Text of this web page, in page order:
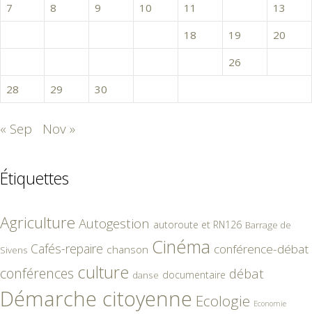
7
8 9 10 11
13
18 19
20
26
28
29 30
« Sep Nov »
Étiquettes
Agriculture Autogestion autoroute et RN126 Barrage de
Sivens Cafés-repaire chanson Cinéma conférence-débat
conférences culture danse documentaire débat
Démarche citoyenne Ecologie Economie